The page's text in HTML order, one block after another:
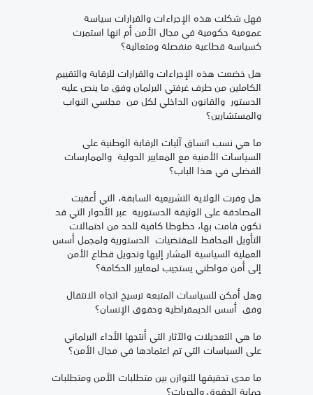
فهل شكلت هذه الإجراءات والقرارات سياسة
عمومية حكومية في مجال الأمن أم انها استمرت
كسياسة قطاعية منفصلة ومتعالية؟
هل خضعت هذه الإجراءات والقرارات للرقابة والتقييم
الكاملين من طرف غرفتي البرلمان وفق ما ينص عليه
الدستور والقانون الداخلي لكل من مجلسي النواب
والمستشارين؟
ما هي نسب اتساق آليات الرقابة الوطنية على
السياسات الأمنية مع المعايير الدولية والممارسات
الفضلى في هذا الباب؟
هل وفرت الولاية التشريعية السابقة، التي أعقبت
المصادقة على الوثيقة الدستورية عبر الأدوار التي قد
تكون قامت بها، حظوظا كافية للحد من احتمالات
التأويل المحافظ للمقتضيات الدستورية ولمجمل أسس
العملية السياسية المشار إليها وتحويل قطاع الأمن
إلى أمن مواطني يستجيب لمعايير الحكامة؟
وهل أمكن للسياسات المتبعة ترسيخ اتجاه الانتقال
وفق أسس الديمقراطية وحقوق الإنسان؟
ما هي التعديلات والآثار التي أنتجها الأداء البرلماني
على السياسات التي تم اعتمادها في مجال الأمن؟
ما مدى تحقيقها للتوازن بين متطلبات الأمن ومتطلبات
حماية الحقوق والحريات؟